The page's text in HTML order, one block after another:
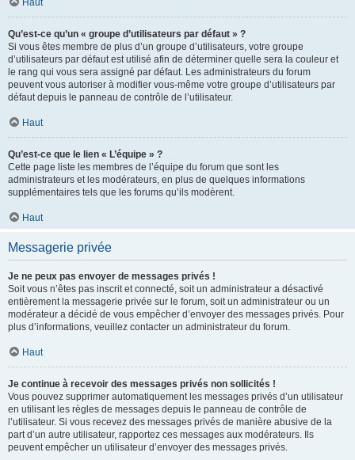
Haut
Qu’est-ce qu’un « groupe d’utilisateurs par défaut » ?
Si vous êtes membre de plus d’un groupe d’utilisateurs, votre groupe
d’utilisateurs par défaut est utilisé afin de déterminer quelle sera la couleur et
le rang qui vous sera assigné par défaut. Les administrateurs du forum
peuvent vous autoriser à modifier vous-même votre groupe d’utilisateurs par
défaut depuis le panneau de contrôle de l’utilisateur.
Haut
Qu’est-ce que le lien « L’équipe » ?
Cette page liste les membres de l’équipe du forum que sont les
administrateurs et les modérateurs, en plus de quelques informations
supplémentaires tels que les forums qu’ils modèrent.
Haut
Messagerie privée
Je ne peux pas envoyer de messages privés !
Soit vous n’êtes pas inscrit et connecté, soit un administrateur a désactivé
entièrement la messagerie privée sur le forum, soit un administrateur ou un
modérateur a décidé de vous empêcher d’envoyer des messages privés. Pour
plus d’informations, veuillez contacter un administrateur du forum.
Haut
Je continue à recevoir des messages privés non sollicités !
Vous pouvez supprimer automatiquement les messages privés d’un utilisateur
en utilisant les règles de messages depuis le panneau de contrôle de
l’utilisateur. Si vous recevez des messages privés de manière abusive de la
part d’un autre utilisateur, rapportez ces messages aux modérateurs. Ils
peuvent empêcher un utilisateur d’envoyer des messages privés.